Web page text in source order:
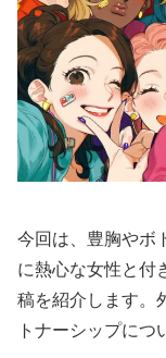
今回は、豊胸やボ
に熱心な女性と付
稿を紹介します。
トナーシップにつ